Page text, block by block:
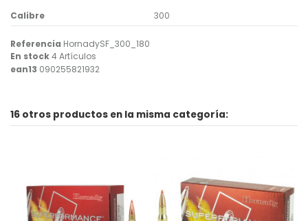
Calibre 300
Referencia HornadySF_300_180
En stock4 Artículos
ean13 090255821932
16 otros productos en la misma categoría: